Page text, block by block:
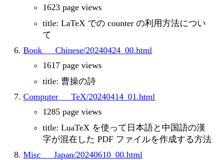
1623 page views
title: LaTeX での counter の利用方法につい
て
Book___Chinese/20240424_00.html
1617 page views
title: 曹操の詩
Computer___TeX/20240414_01.html
1285 page views
title: LuaTeX を使って日本語と中国語の漢
字が混在した PDF ファイルを作成する方法
Misc___Japan/20240610_00.html